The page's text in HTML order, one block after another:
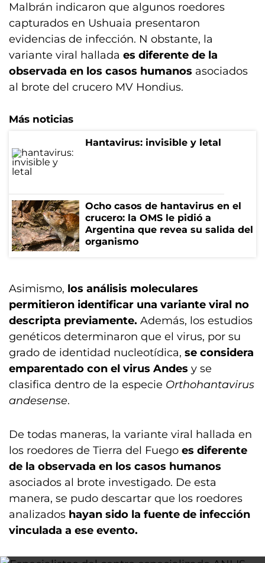
Malbrán indicaron que algunos roedores
capturados en Ushuaia presentaron
evidencias de infección. N obstante, la
variante viral hallada es diferente de la
observada en los casos humanos asociados
al brote del crucero MV Hondius.
Más noticias
Hantavirus: invisible y letal
Ocho casos de hantavirus en el
crucero: la OMS le pidió a
Argentina que revea su salida del
organismo
Asimismo, los análisis moleculares
permitieron identificar una variante viral no
descripta previamente. Además, los estudios
genéticos determinaron que el virus, por su
grado de identidad nucleotídica, se considera
emparentado con el virus Andes y se
clasifica dentro de la especie Orthohantavirus
andesense.
De todas maneras, la variante viral hallada en
los roedores de Tierra del Fuego es diferente
de la observada en los casos humanos
asociados al brote investigado. De esta
manera, se pudo descartar que los roedores
analizados hayan sido la fuente de infección
vinculada a ese evento.